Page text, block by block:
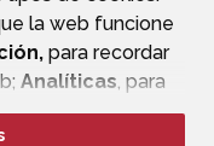
la web funcione
para recordar
Analíticas, para
y sus servicios.